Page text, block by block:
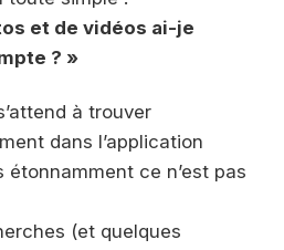
et de vidéos ai-je
? »
à trouver
dans l’application
étonnamment ce n’est pas
(et quelques